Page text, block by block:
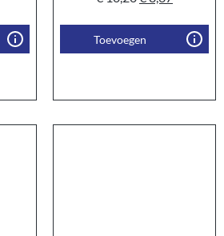
Toevoegen